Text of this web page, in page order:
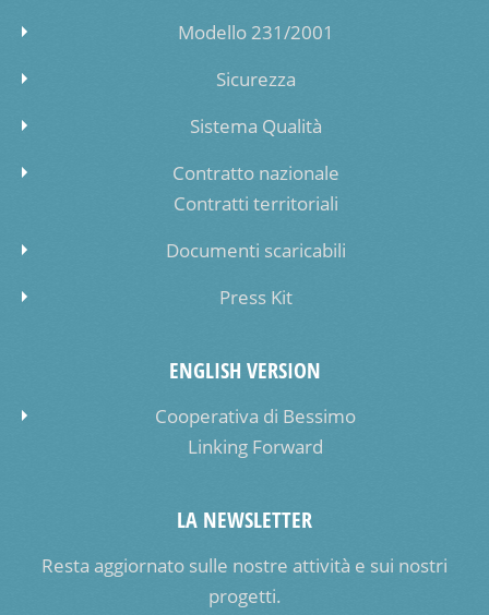
Modello 231/2001
Sicurezza
Sistema Qualità
Contratto nazionale
Contratti territoriali
Documenti scaricabili
Press Kit
ENGLISH VERSION
Cooperativa di Bessimo
Linking Forward
LA NEWSLETTER
Resta aggiornato sulle nostre attività e sui nostri
progetti.